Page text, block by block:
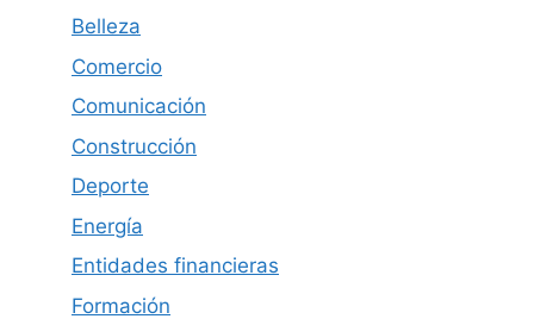
Belleza
Comercio
Comunicación
Construcción
Deporte
Energía
Entidades financieras
Formación